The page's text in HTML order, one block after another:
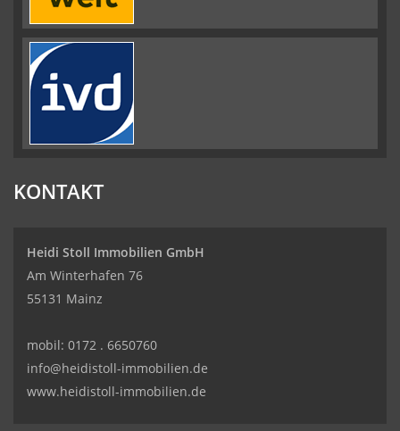
KONTAKT
Heidi Stoll Immobilien GmbH
Am Winterhafen 76
55131 Mainz
mobil: 0172 . 6650760
info@heidistoll-immobilien.de
www.heidistoll-immobilien.de